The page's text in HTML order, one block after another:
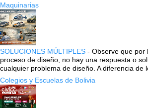
Maquinarias
SOLUCIONES MÚLTIPLES - Observe que por
proceso de diseño, no hay una respuesta o
cualquier problema de diseño. A diferencia de
Colegios y Escuelas de Bolivia